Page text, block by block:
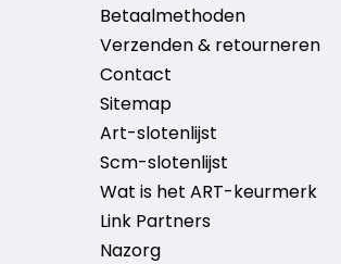
Betaalmethoden
Verzenden & retourneren
Contact
Sitemap
Art-slotenlijst
Scm-slotenlijst
Wat is het ART-keurmerk
Link Partners
Nazorg